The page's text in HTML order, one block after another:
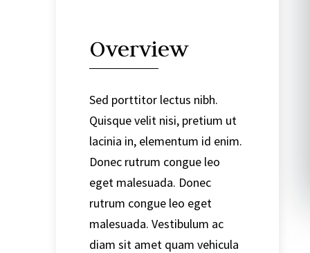
Overview
Sed porttitor lectus nibh.
Quisque velit nisi, pretium ut
lacinia in, elementum id enim.
Donec rutrum congue leo
eget malesuada. Donec
rutrum congue leo eget
malesuada. Vestibulum ac
diam sit amet quam vehicula